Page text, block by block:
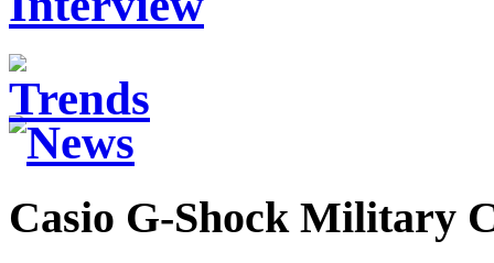
Casio G-Shock Military